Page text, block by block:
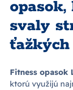
svaly
Fitness opasok
ktorú využijú